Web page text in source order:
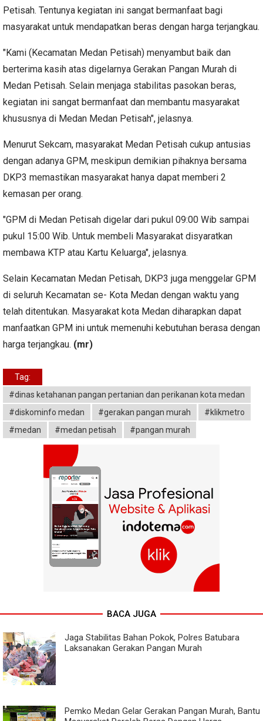
Petisah. Tentunya kegiatan ini sangat bermanfaat bagi
masyarakat untuk mendapatkan beras dengan harga terjangkau.
"Kami (Kecamatan Medan Petisah) menyambut baik dan
berterima kasih atas digelarnya Gerakan Pangan Murah di
Medan Petisah. Selain menjaga stabilitas pasokan beras,
kegiatan ini sangat bermanfaat dan membantu masyarakat
khususnya di Medan Medan Petisah", jelasnya.
Menurut Sekcam, masyarakat Medan Petisah cukup antusias
dengan adanya GPM, meskipun demikian pihaknya bersama
DKP3 memastikan masyarakat hanya dapat memberi 2
kemasan per orang.
"GPM di Medan Petisah digelar dari pukul 09:00 Wib sampai
pukul 15:00 Wib. Untuk membeli Masyarakat disyaratkan
membawa KTP atau Kartu Keluarga", jelasnya.
Selain Kecamatan Medan Petisah, DKP3 juga menggelar GPM
di seluruh Kecamatan se- Kota Medan dengan waktu yang
telah ditentukan. Masyarakat kota Medan diharapkan dapat
manfaatkan GPM ini untuk memenuhi kebutuhan berasa dengan
harga terjangkau. (mr)
Tag:
#dinas ketahanan pangan pertanian dan perikanan kota medan
#diskominfo medan
#gerakan pangan murah
#klikmetro
#medan
#medan petisah #pangan murah
BACA JUGA
Jaga Stabilitas Bahan Pokok, Polres Batubara
Laksanakan Gerakan Pangan Murah
Pemko Medan Gelar Gerakan Pangan Murah, Bantu